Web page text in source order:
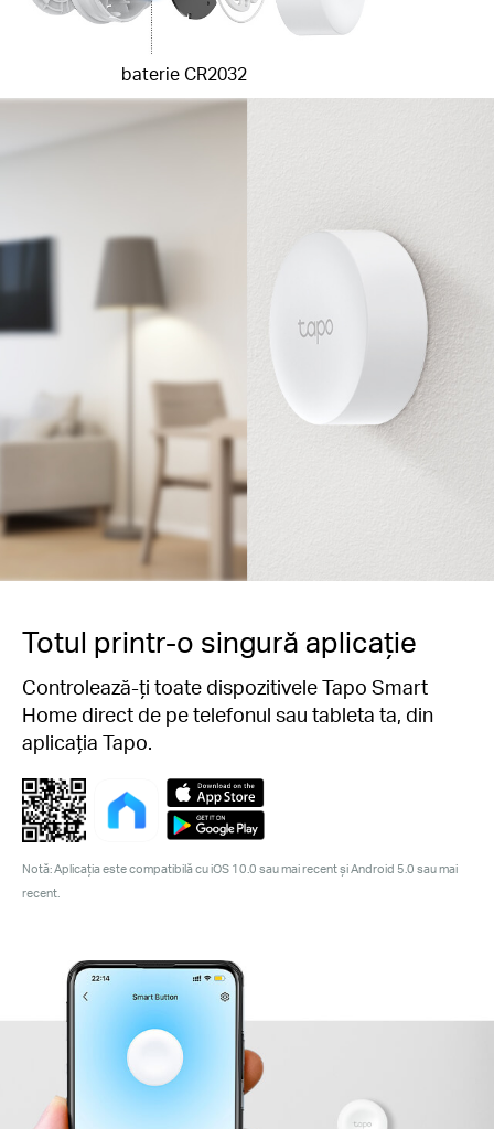
baterie CR2032
Totul printr-o singură aplicație
Controlează-ți toate dispozitivele Tapo Smart
Home direct de pe telefonul sau tableta ta, din
aplicația Tapo.
Notă: Aplicația este compatibilă cu iOS 10.0 sau mai recent și Android 5.0 sau mai
recent.